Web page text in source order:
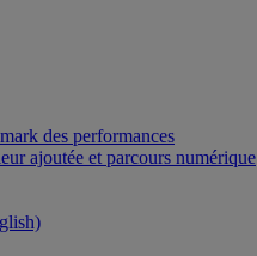
des performances
ajoutée et parcours numérique